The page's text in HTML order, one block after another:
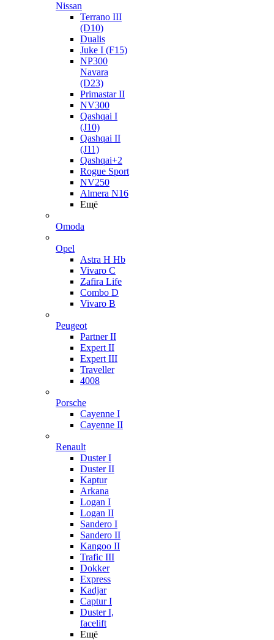
Nissan
Terrano III
(D10)
Dualis
Juke I (F15)
NP300
Navara
(D23)
Primastar II
NV300
Qashqai I
(J10)
Qashqai II
(J11)
Qashqai+2
Rogue Sport
NV250
Almera N16
Ещё
Omoda
Opel
Astra H Hb
Vivaro C
Zafira Life
Combo D
Vivaro B
Peugeot
Partner II
Expert II
Expert III
Traveller
4008
Porsche
Cayenne I
Cayenne II
Renault
Duster I
Duster II
Kaptur
Arkana
Logan I
Logan II
Sandero I
Sandero II
Kangoo II
Trafic III
Dokker
Express
Kadjar
Captur I
Duster I,
facelift
Ещё